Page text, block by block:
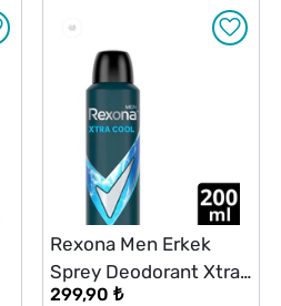
Rexona Men Erkek
Sprey Deodorant Xtra
Cool 72 Saat Kesintisiz
299,90 ₺